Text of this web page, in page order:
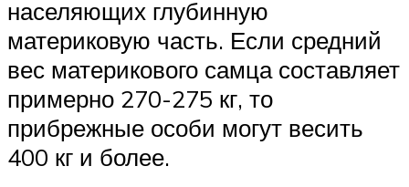
населяющих глубинную
материковую часть. Если средний
вес материкового самца составляет
примерно 270-275 кг, то
прибрежные особи могут весить
400 кг и более.